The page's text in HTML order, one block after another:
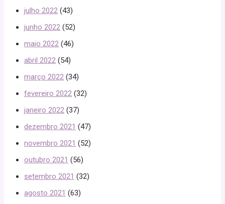
julho 2022 (43)
junho 2022 (52)
maio 2022 (46)
abril 2022 (54)
março 2022 (34)
fevereiro 2022 (32)
janeiro 2022 (37)
dezembro 2021 (47)
novembro 2021 (52)
outubro 2021 (56)
setembro 2021 (32)
agosto 2021 (63)